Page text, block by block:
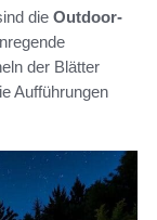
die Outdoor-
der Blätter
Aufführungen